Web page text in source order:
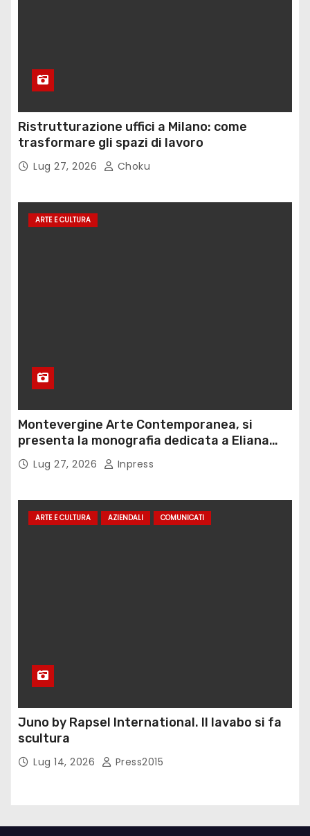
Ristrutturazione uffici a Milano: come
trasformare gli spazi di lavoro
Lug 27, 2026 Choku
ARTE E CULTURA
Montevergine Arte Contemporanea, si
presenta la monografia dedicata a Eliana
Adorno
Lug 27, 2026 Inpress
ARTE E CULTURA AZIENDALI COMUNICATI
Juno by Rapsel International. Il lavabo si fa
scultura
Lug 14, 2026 Press2015